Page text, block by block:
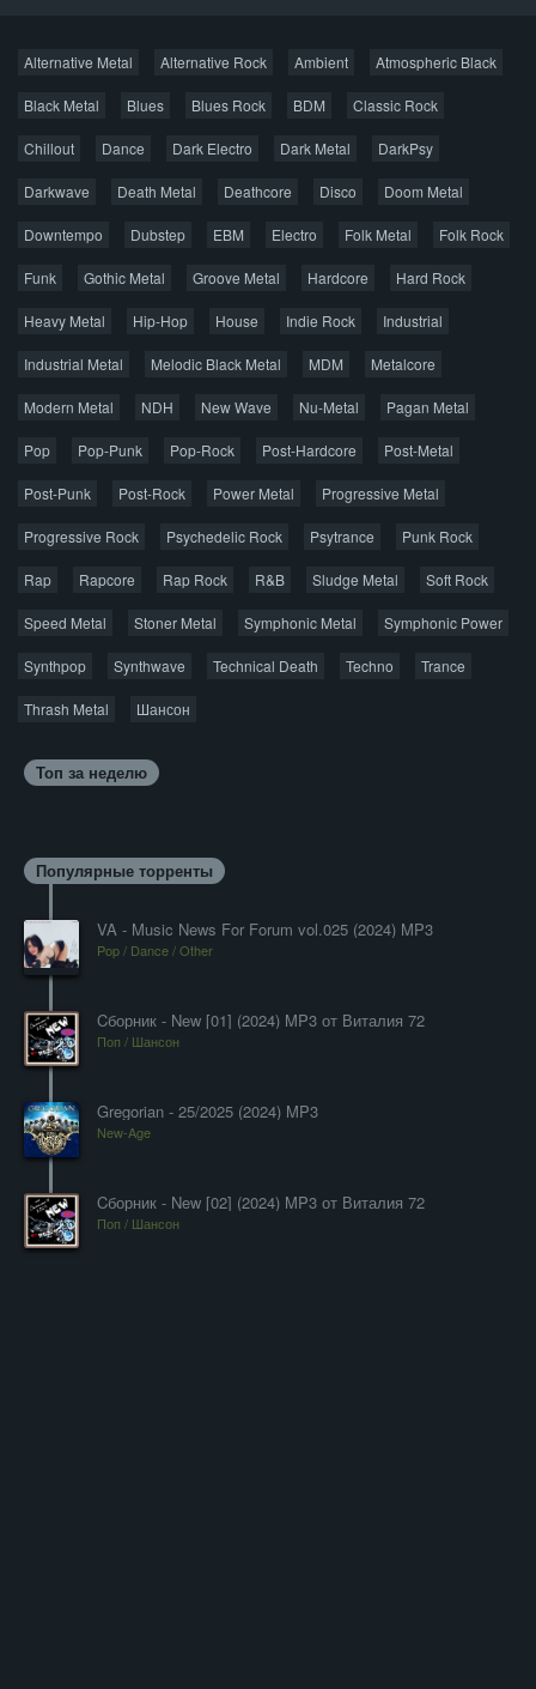
Alternative Metal Alternative Rock Ambient Atmospheric Black
Black Metal Blues Blues Rock BDM Classic Rock
Chillout Dance Dark Electro Dark Metal DarkPsy
Darkwave Death Metal Deathcore Disco Doom Metal
Downtempo Dubstep EBM Electro Folk Metal Folk Rock
Funk Gothic Metal Groove Metal Hardcore Hard Rock
Heavy Metal Hip-Hop House Indie Rock Industrial
Industrial Metal Melodic Black Metal MDM Metalcore
Modern Metal NDH New Wave Nu-Metal Pagan Metal
Pop Pop-Punk Pop-Rock Post-Hardcore Post-Metal
Post-Punk Post-Rock Power Metal Progressive Metal
Progressive Rock Psychedelic Rock Psytrance Punk Rock
Rap Rapcore Rap Rock R&B Sludge Metal Soft Rock
Speed Metal Stoner Metal Symphonic Metal Symphonic Power
Synthpop Synthwave Technical Death Techno Trance
Thrash Metal Шансон
Топ за неделю
Популярные торренты
VA - Music News For Forum vol.025 (2024) MP3
Pop / Dance / Other
Cборник - New [01] (2024) MP3 от Виталия 72
Поп / Шансон
Gregorian - 25/2025 (2024) MP3
New-Age
Cборник - New [02] (2024) MP3 от Виталия 72
Поп / Шансон
Новые раздачи
Популярное за сутки
Главная Поиск по сайту
Карта сайта
Джаз
Метал Поп Рэп Рок Шансон
Весь материал выложен для ознакомления, после
лицензионную копию.